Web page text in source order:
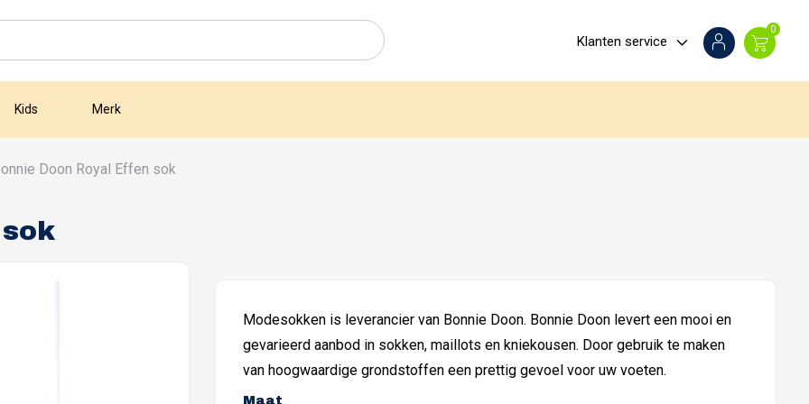
Klanten service
0
Kids Merk
Doon Royal Effen sok
Modesokken is leverancier van Bonnie Doon. Bonnie Doon levert een mooi en
gevarieerd aanbod in sokken, maillots en kniekousen. Door gebruik te maken
van hoogwaardige grondstoffen een prettig gevoel voor uw voeten.
Maat